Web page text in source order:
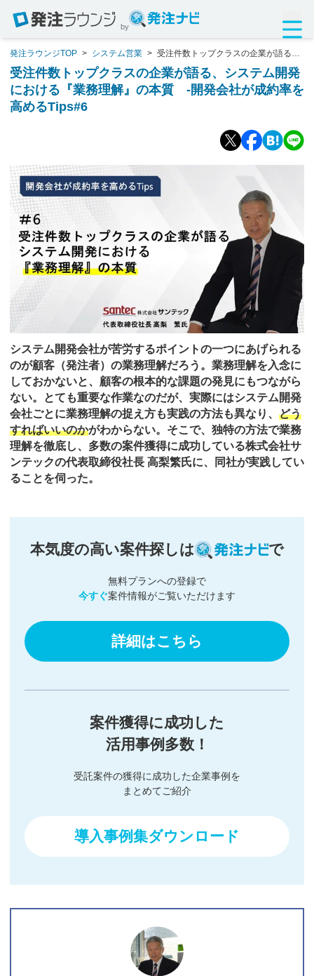
by
発注ラウンジTOP > システム営業 > 受注件数トップクラスの企業が語る、
システム開発における『業務理解』の本質 -開発会社が成約率を高める
Tips#6
受注件数トップクラスの企業が語る、システム開発
における『業務理解』の本質 -開発会社が成約率を
高めるTips#6
システム開発会社が苦労するポイントの一つにあげられる
のが顧客（発注者）の業務理解だろう。業務理解を入念に
しておかないと、顧客の根本的な課題の発見にもつながら
ない。とても重要な作業なのだが、実際にはシステム開発
会社ごとに業務理解の捉え方も実践の方法も異なり、 どう
すればいいのかがわからない。そこで、独特の方法で業務
理解を徹底し、多数の案件獲得に成功している株式会社サ
ンテックの代表取締役社長 高梨繁氏に、同社が実践してい
ることを伺った。
本気度の高い案件探しは で
無料プランへの登録で
今すぐ案件情報がご覧いただけます
詳細はこちら
案件獲得に成功した
活用事例多数！
受託案件の獲得に成功した企業事例を
まとめてご紹介
導入事例集ダウンロード